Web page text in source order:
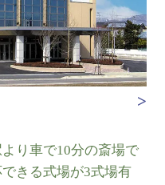
り車で10分の斎場で
きる式場が3式場有